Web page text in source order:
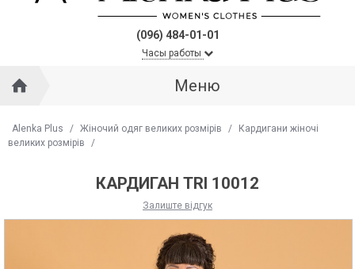
(096) 484-01-01
Часы работы
Меню
Alenka Plus / Жіночий одяг великих розмірів /
Кардигани жіночі
великих розмірів
/
КАРДИГАН TRI 10012
Залиште відгук